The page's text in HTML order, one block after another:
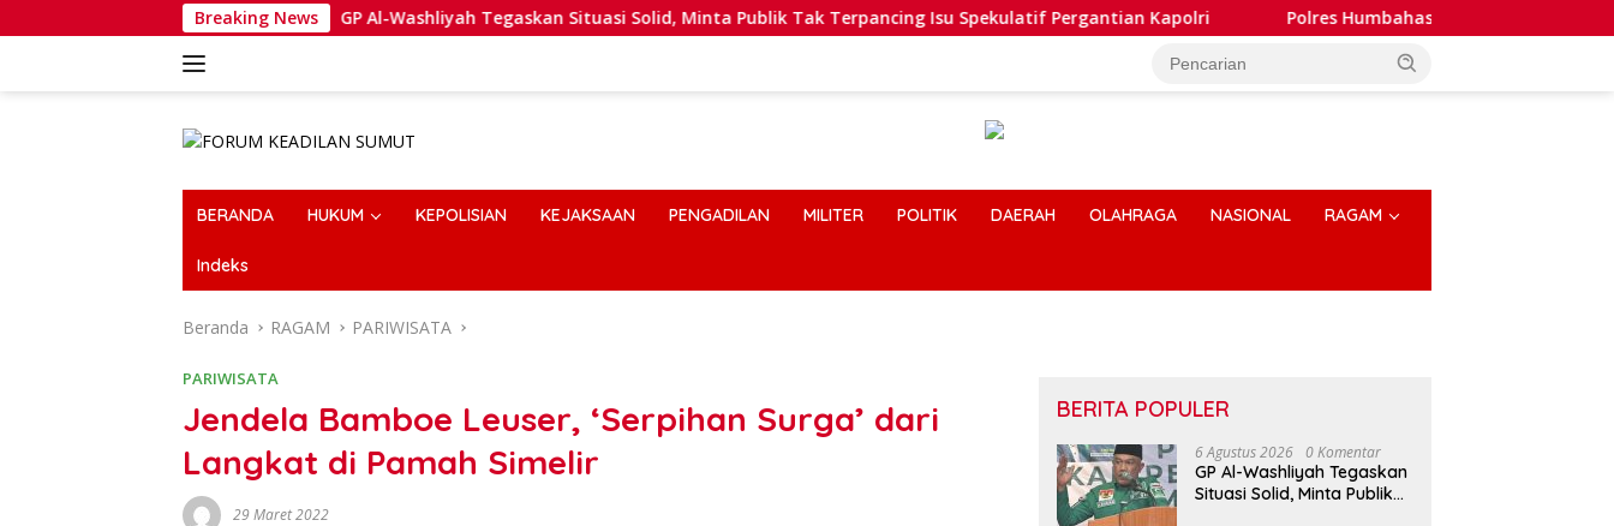
ke
Breaking News
GP Al-Washliyah Tegaskan Situasi Solid, Minta Publik Tak Terpancing Isu Spekulatif Pergantian Kapolri Polres Humbahas Tegaskan Penanganan Laporan
BERANDA HUKUM KEPOLISIAN KEJAKSAAN PENGADILAN MILITER POLITIK DAERAH OLAHRAGA NASIONAL RAGAM
Indeks
Beranda RAGAM PARIWISATA
PARIWISATA
Jendela Bamboe Leuser, ‘Serpihan Surga’ dari
Langkat di Pamah Simelir
29 Maret 2022
BERITA POPULER
6 Agustus 2026 0 Komentar
GP Al-Washliyah Tegaskan
Situasi Solid, Minta Publik